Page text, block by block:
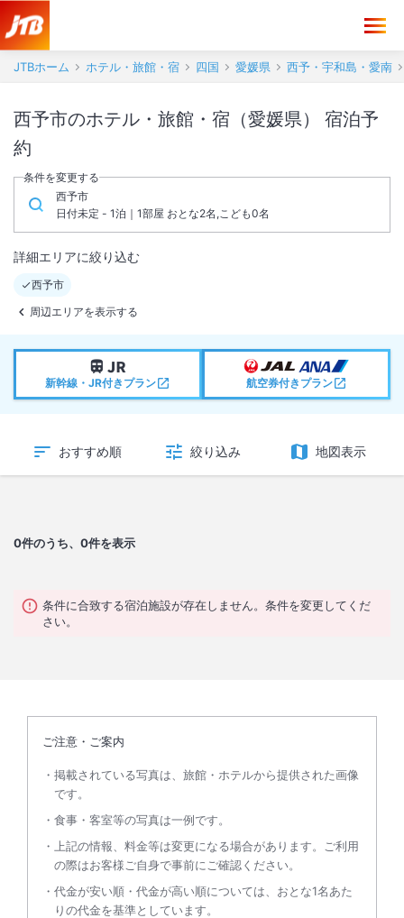
JTBホーム ホテル・旅館・宿 四国 愛媛県 西予・宇和島・愛南
西予市のホテル・旅館・宿（愛媛県） 宿泊予
約
条件を変更する
西予市
日付未定 - 1泊｜1部屋 おとな2名,こども0名
詳細エリアに絞り込む
西予市
周辺エリアを表示する
新幹線・JR付きプラン 航空券付きプラン
おすすめ順 絞り込み 地図表示
0件のうち、0件を表示
条件に合致する宿泊施設が存在しません。条件を変更してくだ
さい。
ご注意・ご案内
掲載されている写真は、旅館・ホテルから提供された画像
です。
食事・客室等の写真は一例です。
上記の情報、料金等は変更になる場合があります。ご利用
の際はお客様ご自身で事前にご確認ください。
代金が安い順・代金が高い順については、おとな1名あた
りの代金を基準としています。